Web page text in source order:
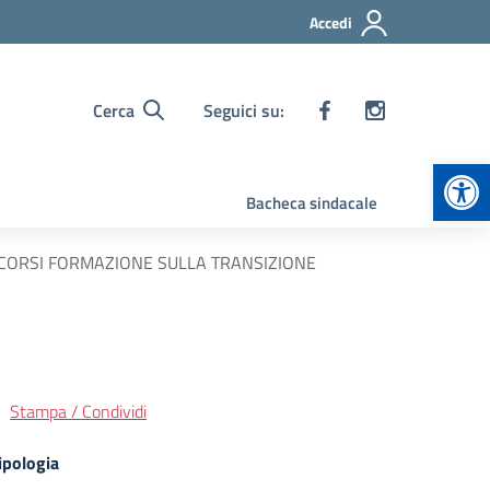
Accedi
Cerca Seguici su:
Bacheca sindacale
FORMAZIONE SULLA TRANSIZIONE
Stampa / Condividi